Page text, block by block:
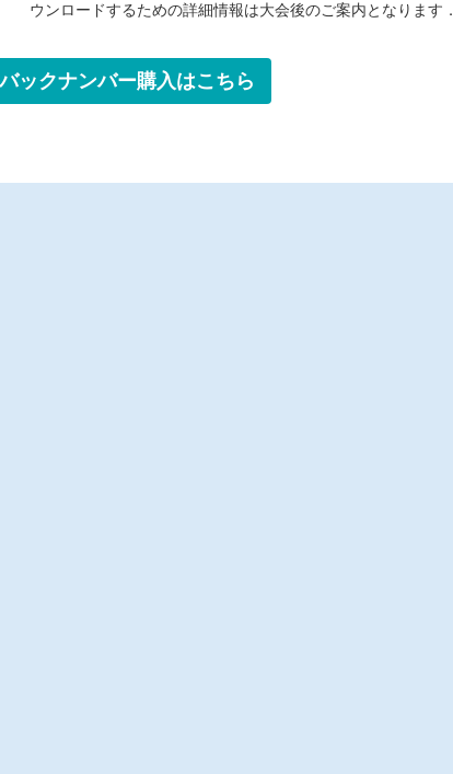
ウンロードするための詳細情報は大会後のご案内となります．
バックナンバー購入はこちら